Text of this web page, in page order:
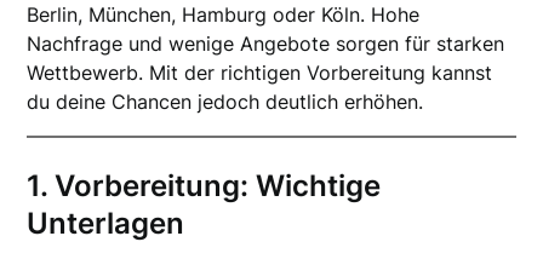
Berlin, München, Hamburg oder Köln. Hohe
Nachfrage und wenige Angebote sorgen für starken
Wettbewerb. Mit der richtigen Vorbereitung kannst
du deine Chancen jedoch deutlich erhöhen.
1. Vorbereitung: Wichtige
Unterlagen